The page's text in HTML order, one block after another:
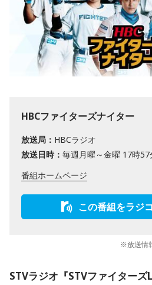
HBCファイターズナイター
放送局： HBCラジオ
放送日時： 毎週月曜～金曜 17時
番組ホームページ
この番組をラジ
※放送情
STVラジオ『STVファイターズ